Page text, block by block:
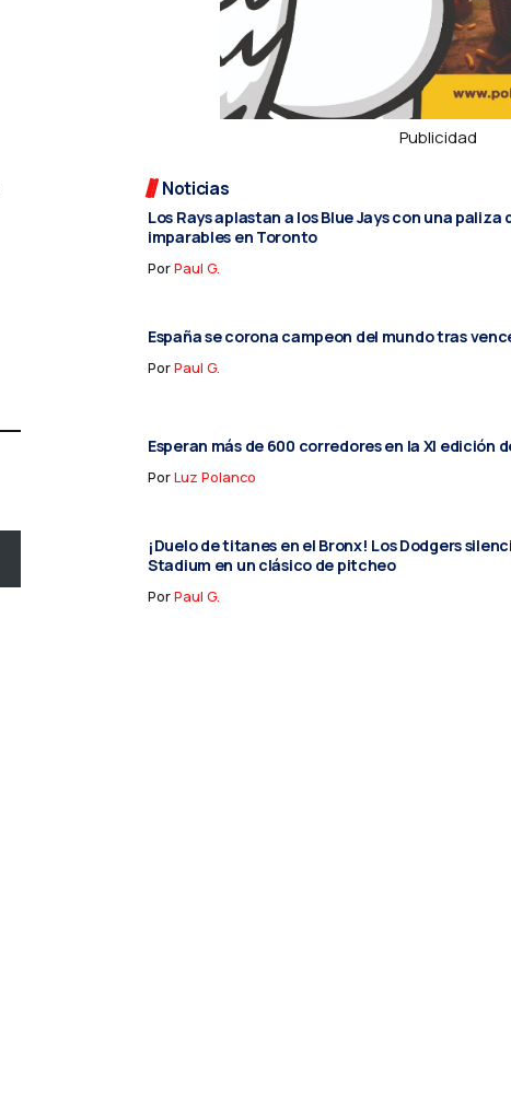
Publicidad
Noticias
Los Rays aplastan a los Blue Jays con una paliza
imparables en Toronto
PorPaul G.
España se corona campeon del mundo tras
PorPaul G.
Esperan más de 600 corredores en la XI edición
PorLuz Polanco
¡Duelo de titanes en el Bronx! Los Dodgers
Stadium en un clásico de pitcheo
PorPaul G.